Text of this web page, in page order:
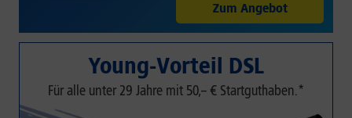
Zum Angebot
Young-Vorteil DSL
Für alle unter 29 Jahre mit 50,– € Startguthaben.*